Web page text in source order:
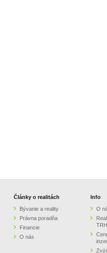
Články o realitách
Bývanie a reality
Právna poradňa
Financie
O nás
Info
O